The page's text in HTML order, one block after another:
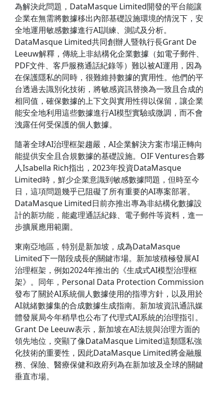
為解決此問題，DataMasque Limited開發的平台能讓
企業在無需將數據移出內部基礎設施環境的情況下，安
全地運用敏感數據進行AI訓練、測試及分析。
DataMasque Limited共同創辦人暨執行長Grant De
Leeuw解釋，傳統上非結構化企業數據（如電子郵件、
PDF文件、客戶服務通話紀錄等）難以被AI運用，因為
在保護隱私的同時，很難維持數據的實用性。他們的平
台透過去識別化技術，將敏感資訊替換為一致且合成的
相同值，確保數據的上下文與實用性得以保留，讓企業
能安全地利用這些數據進行AI模型實驗或微調，而不會
洩露任何受保護的個人數據。
隨著全球AI治理框架趨嚴，AI企業解決方案市場正轉向
能提供安全且合規數據的基礎設施。OIF Ventures合夥
人Isabella Rich指出，2023年投資DataMasque
Limited時，鮮少企業意識到敏感數據問題，但時至今
日，這項問題幾乎已阻礙了所有重要的AI專案部署。
DataMasque Limited日前亦推出專為非結構化數據設
計的新功能，能處理通話紀錄、電子郵件等資料，進一
步擴展應用範圍。
東南亞地區，特別是新加坡，成為DataMasque
Limited下一階段成長的關鍵市場。新加坡積極發展AI
治理框架，例如2024年推出的《生成式AI模型治理框
架》。同年，Personal Data Protection Commission
發布了關於AI系統個人數據使用的指導方針，以及用於
AI就緒數據集的合成數據生成指南。新加坡資訊通訊媒
體發展局今年稍早也公布了代理式AI系統的治理指引。
Grant De Leeuw表示，新加坡在AI法規與治理方面的
領先地位，突顯了像DataMasque Limited這類隱私強
化技術的重要性，因此DataMasque Limited將金融服
務、保險、醫療保健和政府列為在新加坡及全球的關鍵
垂直市場。